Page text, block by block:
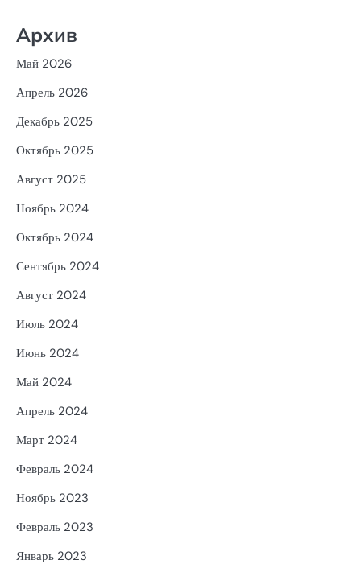
Архив
Май 2026
Апрель 2026
Декабрь 2025
Октябрь 2025
Август 2025
Ноябрь 2024
Октябрь 2024
Сентябрь 2024
Август 2024
Июль 2024
Июнь 2024
Май 2024
Апрель 2024
Март 2024
Февраль 2024
Ноябрь 2023
Февраль 2023
Январь 2023